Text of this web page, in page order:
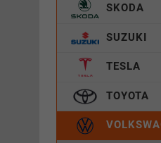
SKODA
SUZUKI
TESLA
TOYOTA